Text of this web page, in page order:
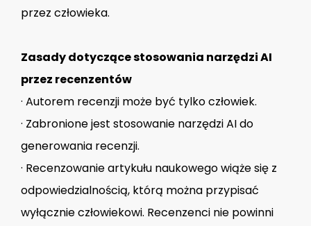
przez człowieka.
Zasady dotyczące stosowania narzędzi AI
przez recenzentów
· Autorem recenzji może być tylko człowiek.
· Zabronione jest stosowanie narzędzi AI do
generowania recenzji.
· Recenzowanie artykułu naukowego wiąże się z
odpowiedzialnością, którą można przypisać
wyłącznie człowiekowi. Recenzenci nie powinni